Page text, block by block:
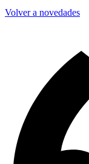
Volver a novedades